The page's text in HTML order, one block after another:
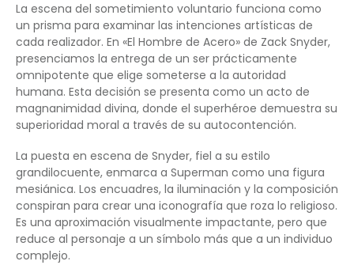
La escena del sometimiento voluntario funciona como
un prisma para examinar las intenciones artísticas de
cada realizador. En «El Hombre de Acero» de Zack Snyder,
presenciamos la entrega de un ser prácticamente
omnipotente que elige someterse a la autoridad
humana. Esta decisión se presenta como un acto de
magnanimidad divina, donde el superhéroe demuestra su
superioridad moral a través de su autocontención.
La puesta en escena de Snyder, fiel a su estilo
grandilocuente, enmarca a Superman como una figura
mesiánica. Los encuadres, la iluminación y la composición
conspiran para crear una iconografía que roza lo religioso.
Es una aproximación visualmente impactante, pero que
reduce al personaje a un símbolo más que a un individuo
complejo.